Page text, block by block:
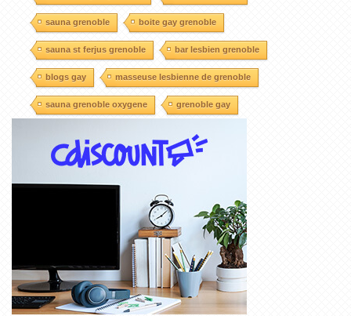
sauna grenoble boite gay grenoble
sauna st ferjus grenoble bar lesbien grenoble
blogs gay masseuse lesbienne de grenoble
sauna grenoble oxygene grenoble gay